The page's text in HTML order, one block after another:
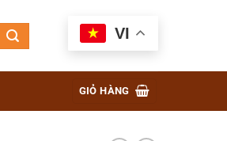
VI
GIỎ HÀNG